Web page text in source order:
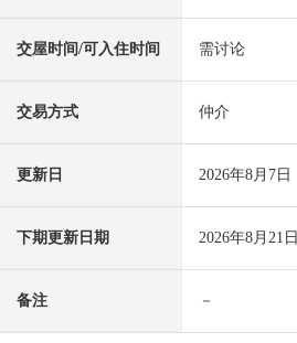
交屋时间/可入住时间 需讨论
交易方式 仲介
更新日 2026年8月7日
下期更新日期 2026年8月21日
备注 －